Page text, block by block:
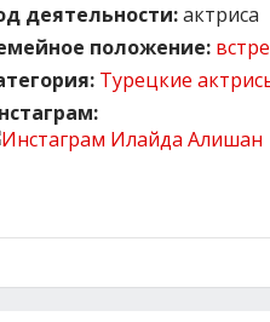
деятельности:актриса
положение:
Турецкие